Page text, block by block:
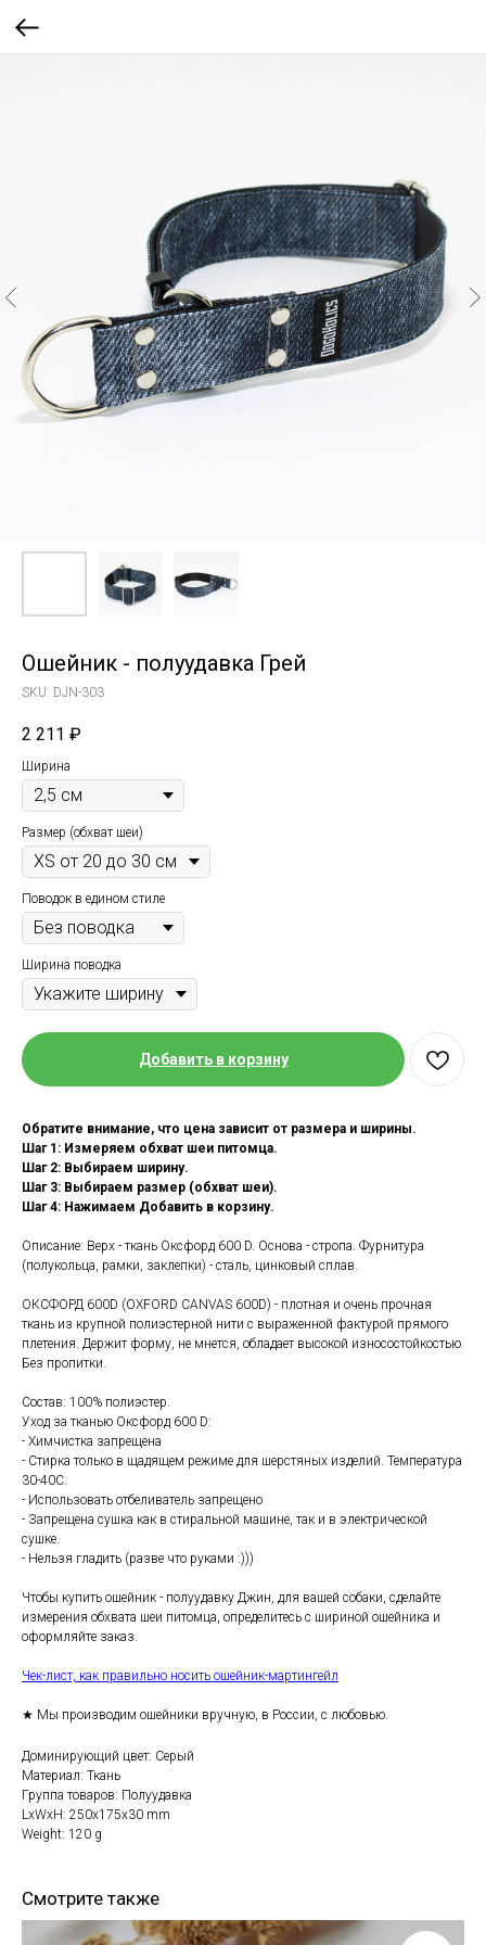
Ошейник - полуудавка Грей
SKU: DJN-303
2 211 ₽
Ширина
Размер (обхват шеи)
Поводок в едином стиле
Ширина поводка
Добавить в корзину
Обратите внимание, что цена зависит от размера и ширины.
Шаг 1: Измеряем обхват шеи питомца.
Шаг 2: Выбираем ширину.
Шаг 3: Выбираем размер (обхват шеи).
Шаг 4: Нажимаем Добавить в корзину.
Описание: Верх - ткань Оксфорд 600 D. Основа - стропа. Фурнитура
(полукольца, рамки, заклепки) - сталь, цинковый сплав.
ОКСФОРД 600D (OXFORD CANVAS 600D) - плотная и очень прочная
ткань из крупной полиэстерной нити с выраженной фактурой прямого
плетения. Держит форму, не мнется, обладает высокой износостойкостью.
Без пропитки.
Состав: 100% полиэстер.
Уход за тканью Оксфорд 600 D:
- Химчистка запрещена
- Стирка только в щадящем режиме для шерстяных изделий. Температура
30-40С.
- Использовать отбеливатель запрещено
- Запрещена сушка как в стиральной машине, так и в электрической
сушке.
- Нельзя гладить (разве что руками :)))
Чтобы купить ошейник - полуудавку Джин, для вашей собаки, сделайте
измерения обхвата шеи питомца, определитесь с шириной ошейника и
оформляйте заказ.
Чек-лист, как правильно носить ошейник-мартингейл
★ Мы производим ошейники вручную, в России, с любовью.
Доминирующий цвет: Серый
Материал: Ткань
Группа товаров: Полуудавка
LxWxH: 250x175x30 mm
Weight: 120 g
Смотрите также